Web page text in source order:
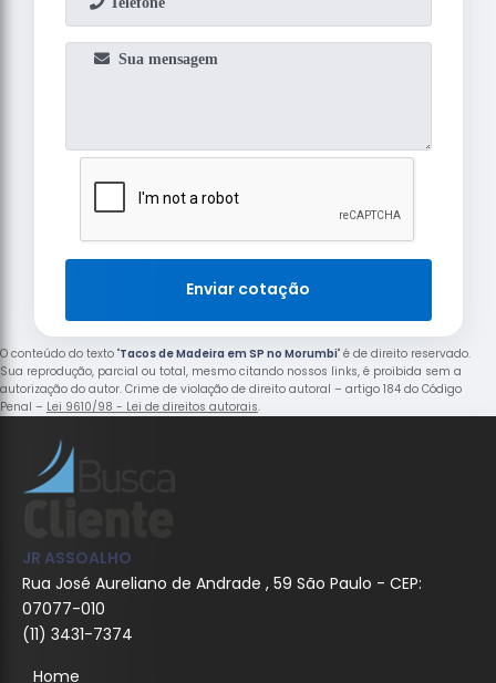
Enviar cotação
O conteúdo do texto "Tacos de Madeira em SP no Morumbi" é de direito reservado.
Sua reprodução, parcial ou total, mesmo citando nossos links, é proibida sem a
autorização do autor. Crime de violação de direito autoral – artigo 184 do Código
Penal – Lei 9610/98 - Lei de direitos autorais.
JR ASSOALHO
Rua José Aureliano de Andrade , 59 São Paulo - CEP:
07077-010
(11) 3431-7374
Home